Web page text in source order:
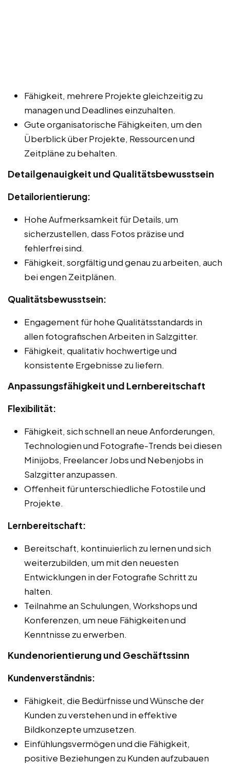
Fähigkeit, mehrere Projekte gleichzeitig zu
managen und Deadlines einzuhalten.
Gute organisatorische Fähigkeiten, um den
Überblick über Projekte, Ressourcen und
Zeitpläne zu behalten.
Detailgenauigkeit und Qualitätsbewusstsein
Detailorientierung:
Hohe Aufmerksamkeit für Details, um
sicherzustellen, dass Fotos präzise und
fehlerfrei sind.
Fähigkeit, sorgfältig und genau zu arbeiten, auch
bei engen Zeitplänen.
Qualitätsbewusstsein:
Engagement für hohe Qualitätsstandards in
allen fotografischen Arbeiten in Salzgitter.
Fähigkeit, qualitativ hochwertige und
konsistente Ergebnisse zu liefern.
Anpassungsfähigkeit und Lernbereitschaft
Flexibilität:
Fähigkeit, sich schnell an neue Anforderungen,
Technologien und Fotografie-Trends bei diesen
Minijobs, Freelancer Jobs und Nebenjobs in
Salzgitter anzupassen.
Offenheit für unterschiedliche Fotostile und
Projekte.
Lernbereitschaft:
Bereitschaft, kontinuierlich zu lernen und sich
weiterzubilden, um mit den neuesten
Entwicklungen in der Fotografie Schritt zu
halten.
Teilnahme an Schulungen, Workshops und
Konferenzen, um neue Fähigkeiten und
Kenntnisse zu erwerben.
Kundenorientierung und Geschäftssinn
Kundenverständnis:
Fähigkeit, die Bedürfnisse und Wünsche der
Kunden zu verstehen und in effektive
Bildkonzepte umzusetzen.
Einfühlungsvermögen und die Fähigkeit,
positive Beziehungen zu Kunden aufzubauen